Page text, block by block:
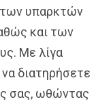
των υπαρκτών
και των
Με λίγα
διατηρήσετε
σας, ωθώντας